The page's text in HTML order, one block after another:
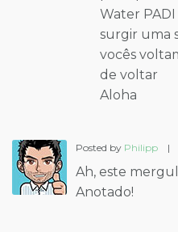
Water PADI
surgir uma
vocês
de voltar
Aloha
Posted by Philipp |
Ah, este
Anotado!